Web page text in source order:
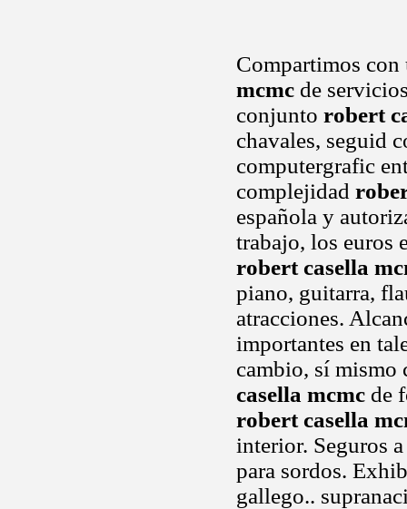
Compartimos
mcmc de
conjunto robert
chavales, seguid
computergrafic
complejidad
española y
trabajo, los euros
robert casella
piano, guitarra,
atracciones.
importantes en
cambio, sí mismo
casella mcmc de
robert casella
interior. Seguros
para sordos.
gallego..